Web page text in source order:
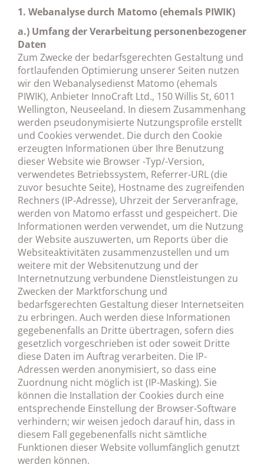
1. Webanalyse durch Matomo (ehemals PIWIK)
a.) Umfang der Verarbeitung personenbezogener
Daten
Zum Zwecke der bedarfsgerechten Gestaltung und
fortlaufenden Optimierung unserer Seiten nutzen
wir den Webanalysedienst Matomo (ehemals
PIWIK), Anbieter InnoCraft Ltd., 150 Willis St, 6011
Wellington, Neuseeland. In diesem Zusammenhang
werden pseudonymisierte Nutzungsprofile erstellt
und Cookies verwendet. Die durch den Cookie
erzeugten Informationen über Ihre Benutzung
dieser Website wie Browser -Typ/-Version,
verwendetes Betriebssystem, Referrer-URL (die
zuvor besuchte Seite), Hostname des zugreifenden
Rechners (IP-Adresse), Uhrzeit der Serveranfrage,
werden von Matomo erfasst und gespeichert. Die
Informationen werden verwendet, um die Nutzung
der Website auszuwerten, um Reports über die
Websiteaktivitäten zusammenzustellen und um
weitere mit der Websitenutzung und der
Internetnutzung verbundene Dienstleistungen zu
Zwecken der Marktforschung und
bedarfsgerechten Gestaltung dieser Internetseiten
zu erbringen. Auch werden diese Informationen
gegebenenfalls an Dritte übertragen, sofern dies
gesetzlich vorgeschrieben ist oder soweit Dritte
diese Daten im Auftrag verarbeiten. Die IP-
Adressen werden anonymisiert, so dass eine
Zuordnung nicht möglich ist (IP-Masking). Sie
können die Installation der Cookies durch eine
entsprechende Einstellung der Browser-Software
verhindern; wir weisen jedoch darauf hin, dass in
diesem Fall gegebenenfalls nicht sämtliche
Funktionen dieser Website vollumfänglich genutzt
werden können.